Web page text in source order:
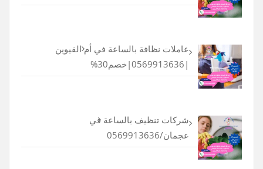
عاملات نظافة بالساعة في أم القيوين
|0569913636|خصم30%
شركات تنظيف بالساعة في
عجمان/0569913636